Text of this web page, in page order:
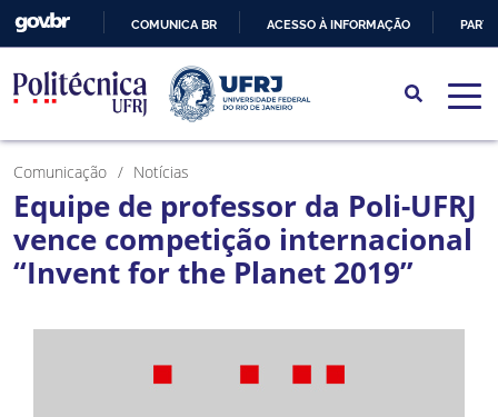
PARA
O
CONTEÚDO
COMUNICA BR ACESSO À INFORMAÇÃO
Comunicação Notícias
Equipe de professor da Poli-UFRJ
vence competição internacional
“Invent for the Planet 2019”